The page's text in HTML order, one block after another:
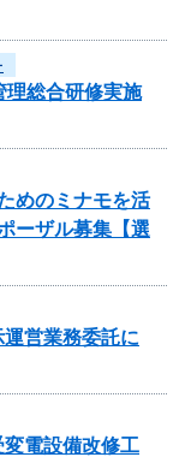
理総合研修実施
めのミナモを活
ーザル募集【選
営業務委託に
変電設備改修工